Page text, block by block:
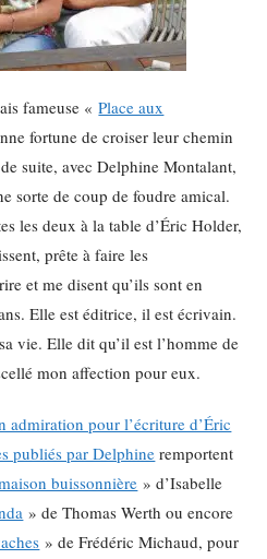
fameuse «Place aux
fortune de croiser leur chemin
suite, avec Delphine Montalant,
sorte de coup de foudre amical.
les deux à la table d’Éric Holder,
prête à faire les
et me disent qu’ils sont en
Elle est éditrice, il est écrivain.
vie. Elle dit qu’il est l’homme de
mon affection pour eux.
admiration pour l’écriture d’Éric
publiés par Delphine remportent
buissonnière » d’Isabelle
» de Thomas Werth ou encore
» de Frédéric Michaud, pour